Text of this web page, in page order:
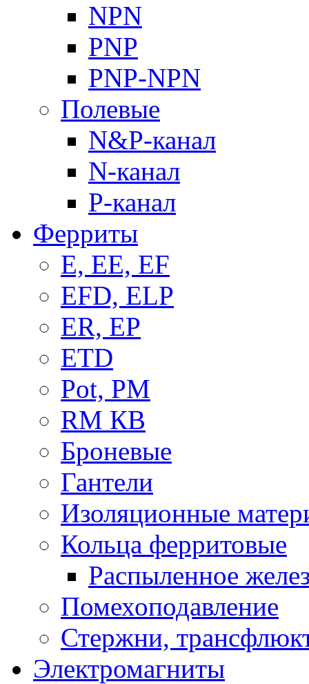
NPN
PNP
PNP-NPN
Полевые
N&P-канал
N-канал
P-канал
Ферриты
E, EE, EF
EFD, ELP
ER, EP
ETD
Pot, PM
RM КВ
Броневые
Гантели
Изоляционные
Кольца ферритовые
Распыленное
Помехоподавление
Стержни,
Электромагниты